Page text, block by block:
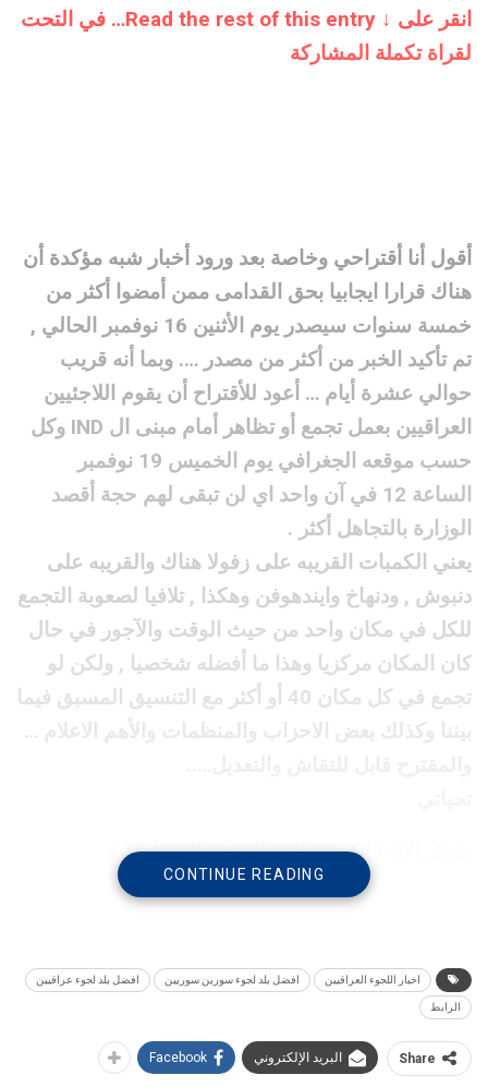
انقر على ↓ Read the rest of this entry… في التحت
لقراة تكملة المشاركة
أقول أنا أقتراحي وخاصة بعد ورود أخبار شبه مؤكدة أن
هناك قرارا ايجابيا بحق القدامى ممن أمضوا أكثر من
خمسة سنوات سيصدر يوم الأثنين 16 نوفمبر الحالي ,
تم تأكيد الخبر من أكثر من مصدر …. وبما أنه قريب
حوالي عشرة أيام … أعود للأقتراح أن يقوم اللاجئيين
العراقيين بعمل تجمع أو تظاهر أمام مبنى ال IND وكل
حسب موقعه الجغرافي يوم الخميس 19 نوفمبر
الساعة 12 في آن واحد اي لن تبقى لهم حجة أقصد
الوزارة بالتجاهل أكثر .
يعني الكمبات القريبه على زفولا هناك والقريبه على
دنبوش , ودنهاخ وايندهوفن وهكذا , تلافيا لصعوبة التجمع
للكل في مكان واحد من حيث الوقت والآجور في حال
كان المكان مركزيا وهذا ما أفضله شخصيا , ولكن لو
تجمع في كل مكان 40 أو أكثر مع التنسيق المسبق فيما
نشكر الاخ ( الغريب لارسال هذه المشاركة )
CONTINUE READING
اخبار اللجوء العراقيين افضل بلد لجوء سورين سوريين افضل بلد لجوء عراقيين
الرابط
Share البريد الإلكتروني Facebook